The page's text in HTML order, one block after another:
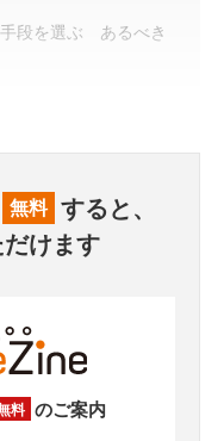
段を選ぶ あるべき
無料 すると、
けます
料 のご案内